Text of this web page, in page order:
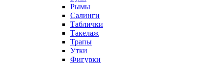
Рымы
Салинги
Таблички
Такелаж
Трапы
Утки
Фигурки